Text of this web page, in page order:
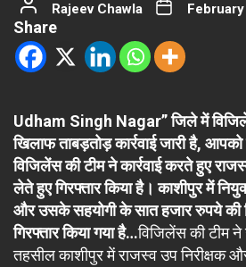
Rajeev Chawla
Share
Udham Singh Nagar” जिले में
खिलाफ ताबड़तोड़ कार्रवाई जारी है,
विजिलेंस की टीम ने कार्रवाई करते हुए
लेते हुए गिरफ्तार किया है। काशीपुर में
और उसके सहयोगी के सात हजार रुपये की
गिरफ्तार किया गया है…विजिलेंस की टीम
तहसील काशीपुर में राजस्व उप निरीक्षक